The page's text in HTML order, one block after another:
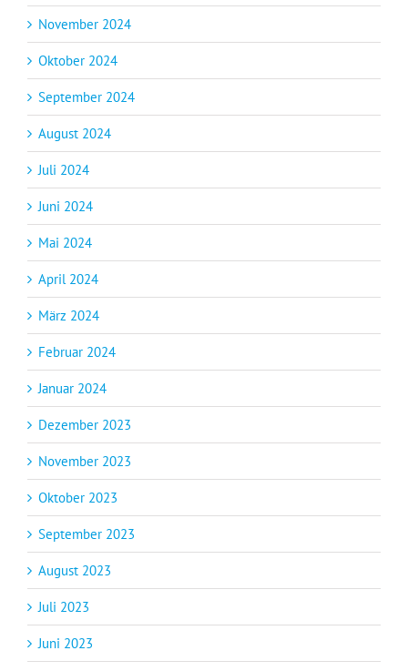
November 2024
Oktober 2024
September 2024
August 2024
Juli 2024
Juni 2024
Mai 2024
April 2024
März 2024
Februar 2024
Januar 2024
Dezember 2023
November 2023
Oktober 2023
September 2023
August 2023
Juli 2023
Juni 2023